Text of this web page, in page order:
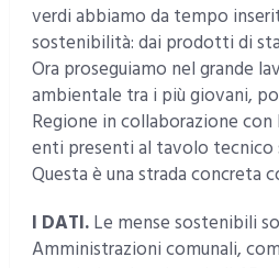
verdi abbiamo da tempo
sostenibilità: dai prodotti di
Ora proseguiamo nel grande
ambientale tra i più giovani,
Regione in collaborazione con
enti presenti al tavolo tecnico
Questa è una strada concreta
I DATI.Le mense sostenibili
Amministrazioni comunali,